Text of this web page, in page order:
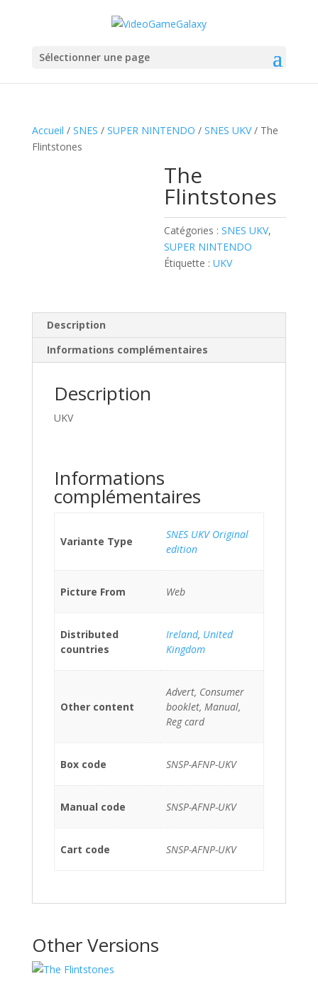
Sélectionner une page
Accueil / SNES / SUPER NINTENDO / SNES UKV/ The
Flintstones
The
Flintstones
Catégories :SNES UKV,
SUPER NINTENDO
Étiquette :UKV
Description
Informations complémentaires
Description
UKV
Informations
complémentaires
Variante Type
SNES UKV Original
edition
Picture From Web
Distributed
countries
Ireland, United
Kingdom
Other content
Advert, Consumer
booklet, Manual,
Reg card
Box code SNSP-AFNP-UKV
Manual code SNSP-AFNP-UKV
Cart code SNSP-AFNP-UKV
Other Versions